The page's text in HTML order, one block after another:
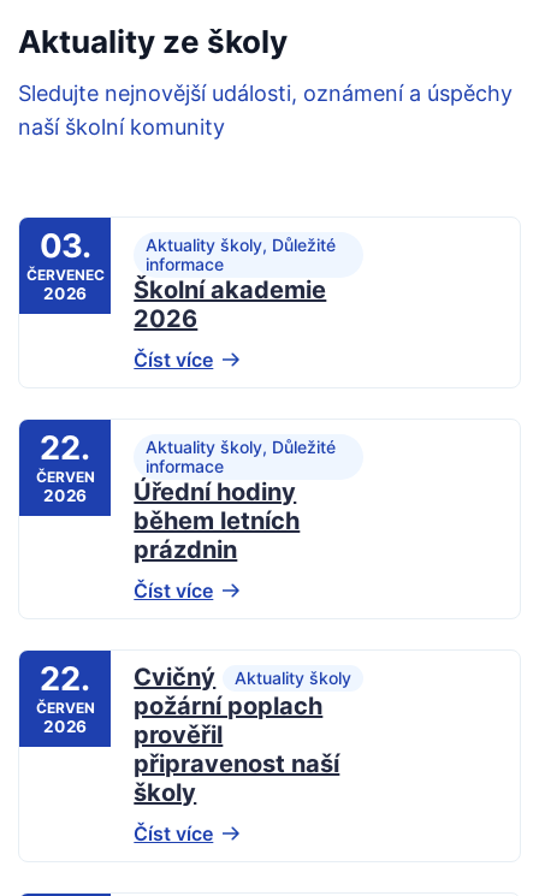
Aktuality ze školy
Sledujte nejnovější události, oznámení a úspěchy
naší školní komunity
03.
ČERVENEC
2026
Aktuality školy, Důležité
informace
Školní akademie
2026
Číst více
22.
ČERVEN
2026
Aktuality školy, Důležité
informace
Úřední hodiny
během letních
prázdnin
Číst více
22.
ČERVEN
2026
Aktuality školy
Cvičný
požární poplach
prověřil
připravenost naší
školy
Číst více